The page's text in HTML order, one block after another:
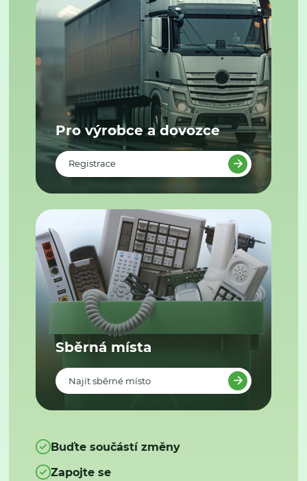
Pro výrobce a dovozce
Registrace
Sběrná místa
Najít sběrné místo
Buďte součástí změny
Zapojte se